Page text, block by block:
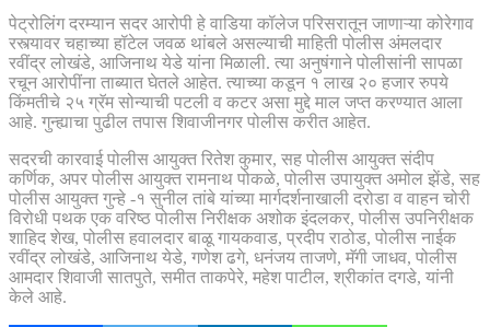
पेट्रोलिंग दरम्यान सदर आरोपी हे वाडिया कॉलेज परिसरातून जाणाऱ्या कोरेगाव
रस्त्यावर चहाच्या हॉटेल जवळ थांबले असल्याची माहिती पोलीस अंमलदार
रवींद्र लोखंडे, आजिनाथ येडे यांना मिळाली. त्या अनुषंगाने पोलीसांनी सापळा
रचून आरोपींना ताब्यात घेतले आहेत. त्याच्या कडून १ लाख २० हजार रुपये
किंमतीचे २५ ग्रॅम सोन्याची पटली व कटर असा मुद्दे माल जप्त करण्यात आला
आहे. गुन्ह्याचा पुढील तपास शिवाजीनगर पोलीस करीत आहेत.
सदरची कारवाई पोलीस आयुक्त रितेश कुमार, सह पोलीस आयुक्त संदीप
कर्णिक, अपर पोलीस आयुक्त रामनाथ पोकळे, पोलीस उपायुक्त अमोल झेंडे, सह
पोलीस आयुक्त गुन्हे -१ सुनील तांबे यांच्या मार्गदर्शनाखाली दरोडा व वाहन चोरी
विरोधी पथक एक वरिष्ठ पोलीस निरीक्षक अशोक इंदलकर, पोलीस उपनिरीक्षक
शाहिद शेख, पोलीस हवालदार बाळू गायकवाड, प्रदीप राठोड, पोलीस नाईक
रवींद्र लोखंडे, आजिनाथ येडे, गणेश ढगे, धनंजय ताजणे, मॅगी जाधव, पोलीस
आमदार शिवाजी सातपुते, समीत ताकपेरे, महेश पाटील, श्रीकांत दगडे, यांनी
केले आहे.